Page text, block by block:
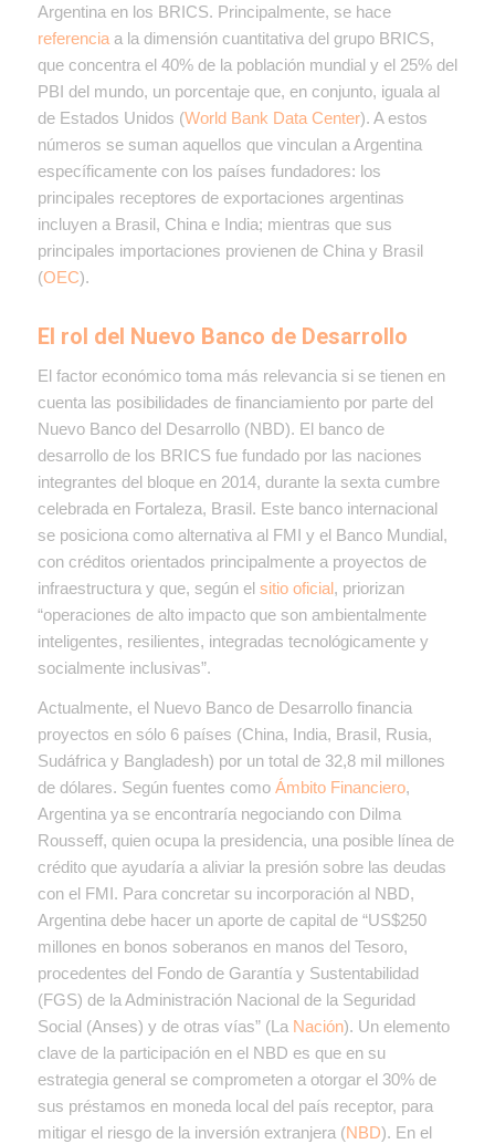
Argentina en los BRICS. Principalmente, se hace
referenciaa la dimensión cuantitativa del grupo BRICS,
que concentra el 40% de la población mundial y el 25% del
PBI del mundo, un porcentaje que, en conjunto, iguala al
de Estados Unidos (World Bank Data Center). A estos
números se suman aquellos que vinculan a Argentina
específicamente con los países fundadores: los
principales receptores de exportaciones argentinas
incluyen a Brasil, China e India; mientras que sus
principales importaciones provienen de China y Brasil
(OEC).
El rol del Nuevo Banco de Desarrollo
El factor económico toma más relevancia si se tienen en
cuenta las posibilidades de financiamiento por parte del
Nuevo Banco del Desarrollo (NBD). El banco de
desarrollo de los BRICS fue fundado por las naciones
integrantes del bloque en 2014, durante la sexta cumbre
celebrada en Fortaleza, Brasil. Este banco internacional
se posiciona como alternativa al FMI y el Banco Mundial,
con créditos orientados principalmente a proyectos de
infraestructura y que, según el sitio oficial, priorizan
“operaciones de alto impacto que son ambientalmente
inteligentes, resilientes, integradas tecnológicamente y
socialmente inclusivas”.
Actualmente, el Nuevo Banco de Desarrollo financia
proyectos en sólo 6 países (China, India, Brasil, Rusia,
Sudáfrica y Bangladesh) por un total de 32,8 mil millones
de dólares. Según fuentes como Ámbito Financiero,
Argentina ya se encontraría negociando con Dilma
Rousseff, quien ocupa la presidencia, una posible línea de
crédito que ayudaría a aliviar la presión sobre las deudas
con el FMI. Para concretar su incorporación al NBD,
Argentina debe hacer un aporte de capital de “US$250
millones en bonos soberanos en manos del Tesoro,
procedentes del Fondo de Garantía y Sustentabilidad
(FGS) de la Administración Nacional de la Seguridad
Social (Anses) y de otras vías” (La Nación). Un elemento
clave de la participación en el NBD es que en su
estrategia general se comprometen a otorgar el 30% de
sus préstamos en moneda local del país receptor, para
mitigar el riesgo de la inversión extranjera (NBD). En el